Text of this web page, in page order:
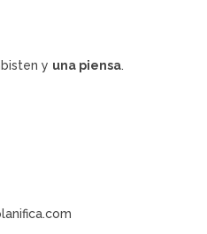
y una piensa.